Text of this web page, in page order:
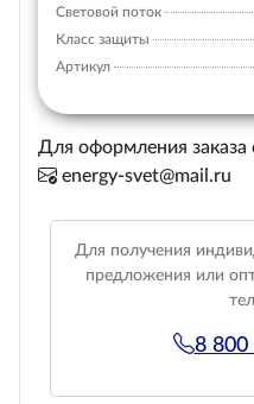
Световой поток
Класс защиты
Артикул
Для оформления заказа
energy-svet@mail.ru
Для получения
предложения или
8 800